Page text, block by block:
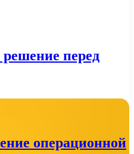
перед
операционной